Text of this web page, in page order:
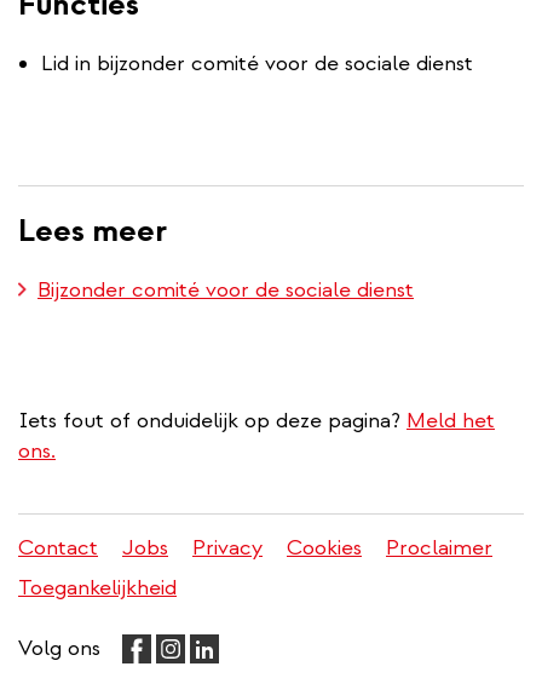
Lid in bijzonder comité voor de sociale dienst
Lees meer
Bijzonder comité voor de sociale dienst
Iets fout of onduidelijk op deze pagina? Meld het
ons.
Juridisch
menu
Contact Jobs Privacy Cookies
Proclaimer
Toegankelijkheid
Volg ons